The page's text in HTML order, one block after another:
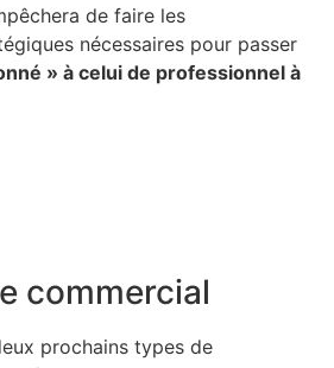
de faire les
nécessaires pour passer
» à celui de professionnel à
commercial
prochains types de